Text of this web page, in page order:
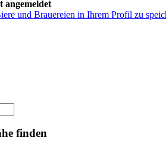
angemeldet
und Brauereien in Ihrem Profil zu
finden